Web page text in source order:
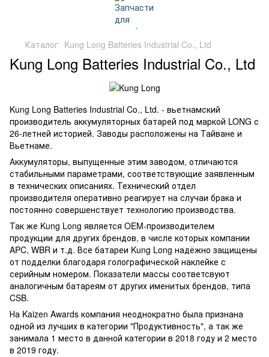
Каталог Kung Long Batteries Industrial Co., Ltd
Kung Long Batteries Industrial Co., Ltd
Kung Long Batteries Industrial Co., Ltd. - вьетнамский
производитель аккумуляторных батарей под маркой LONG с
26-летней историей. Заводы расположены на Тайване и
Вьетнаме.
Аккумуляторы, выпущенные этим заводом, отличаются
стабильными параметрами, соответствующие заявленным
в технических описаниях. Технический отдел
производителя оперативно реагирует на случаи брака и
постоянно совершенствует технологию производства.
Так же Kung Long является OEM-производителем
продукции для других брендов, в числе которых компании
APC, WBR и т.д. Все батареи Kung Long надёжно защищены
от подделки благодаря голографической наклейке с
серийным номером. Показатели массы соответсвуют
аналогичным батареям от других именитых брендов, типа
CSB.
На Kaizen Awards компания неоднократно была признана
одной из лучших в категории "Продуктивность", а так же
занимала 1 место в данной категории в 2018 году и 2 место
в 2019 году.